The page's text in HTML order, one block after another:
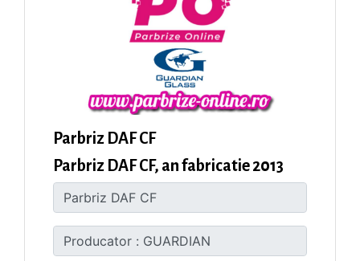
Parbriz DAF CF
Parbriz DAF CF, an fabricatie 2013